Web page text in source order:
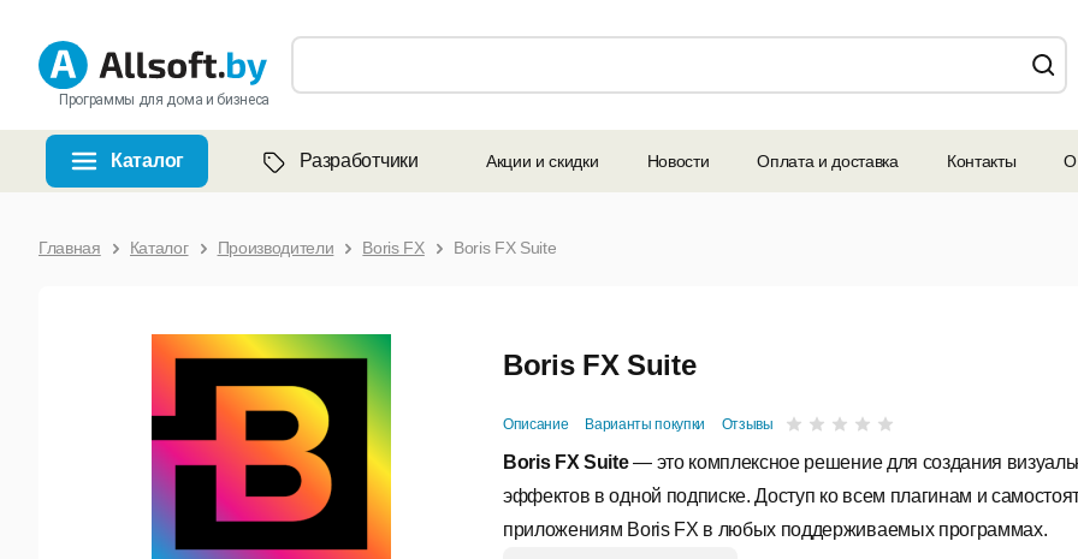
Программы для дома и бизнеса
Каталог Разработчики Акции и скидки Новости Оплата и доставка Контакты О
Главная Каталог Производители Boris FX Boris FX Suite
Boris FX Suite
Описание Варианты покупки Отзывы
Boris FX Suite — это комплексное решение для создания
эффектов в одной подписке. Доступ ко всем плагинам и
приложениям Boris FX в любых поддерживаемых программах.